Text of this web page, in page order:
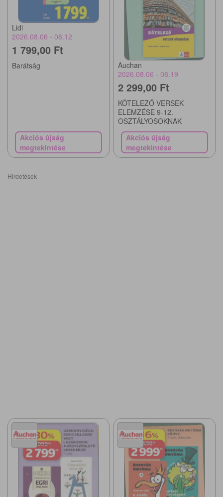
Lidl
2026.08.06 - 08.12
1 799,00 Ft
Barátság
Akciós újság
megtekintése
Auchan
2026.08.06 - 08.19
2 299,00 Ft
KÖTELEZŐ VERSEK
ELEMZÉSE 9-12.
OSZTÁLYOSOKNAK
Akciós újság
megtekintése
Hirdetések